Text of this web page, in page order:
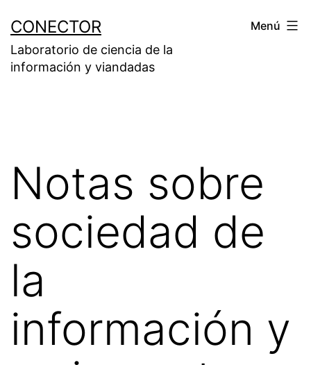
contenido
CONECTOR
Laboratorio de ciencia de la
información y viandadas
Menú
Notas sobre
sociedad de
la
información y